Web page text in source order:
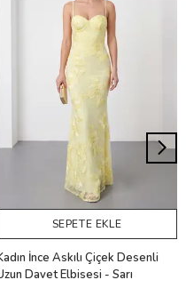
SEPETE EKLE
İnce Askılı Çiçek Desenli
Davet Elbisesi - Sarı